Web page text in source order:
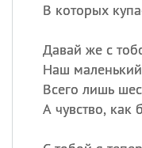
В которых
Давай же с
Наш
Всего лишь
А чувство, как